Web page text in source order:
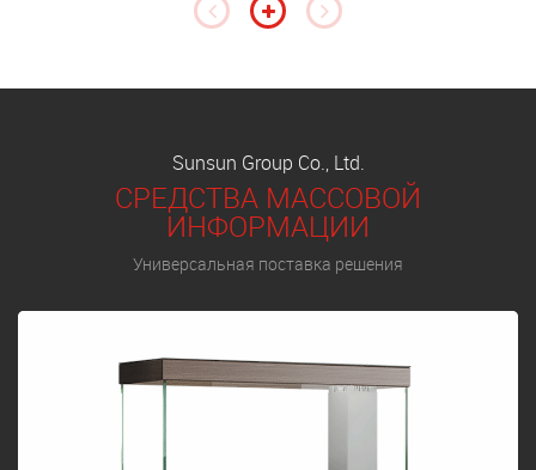
Sunsun Group Co., Ltd.
СРЕДСТВА МАССОВОЙ
ИНФОРМАЦИИ
Универсальная поставка решения